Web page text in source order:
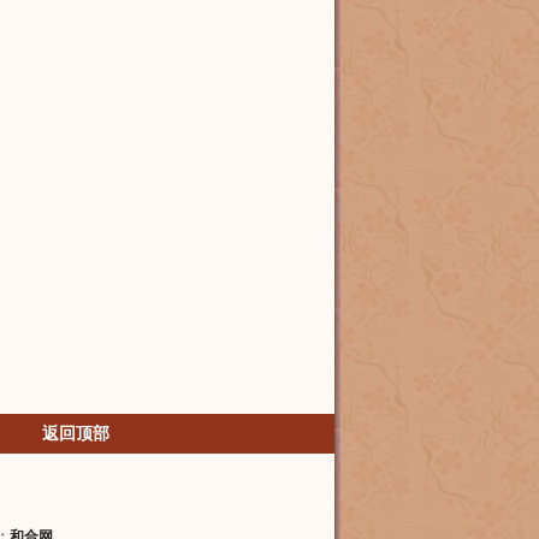
返回顶部